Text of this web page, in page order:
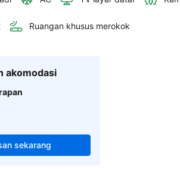
Ruangan khusus merokok
akomodasi
sekarang